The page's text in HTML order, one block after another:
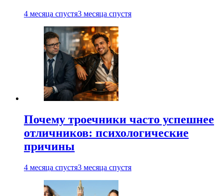
4 месяца спустя3 месяца спустя
Почему троечники часто успешнее
отличников: психологические
причины
4 месяца спустя3 месяца спустя